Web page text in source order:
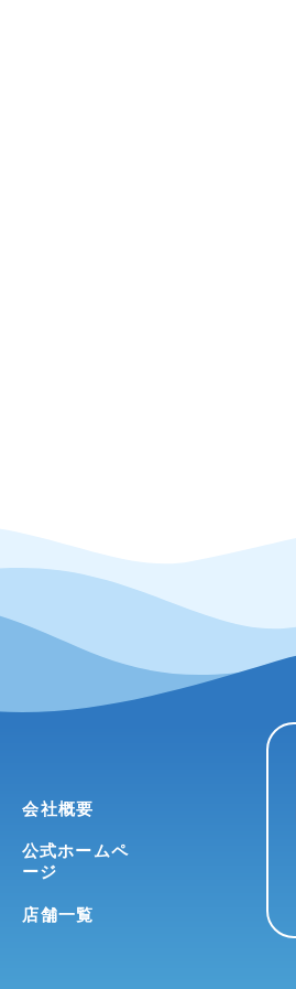
会社概要
公式ホームペ
ージ
店舗一覧